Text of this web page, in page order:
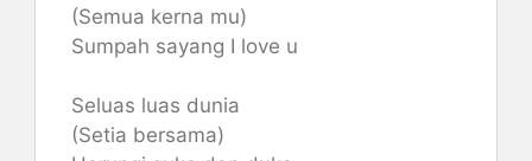
(Semua kerna mu)
Sumpah sayang I love u
Seluas luas dunia
(Setia bersama)